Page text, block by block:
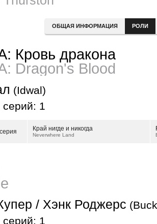
ОБЩАЯ ИНФОРМАЦИЯ РОЛИ
Кровь дракона
Dragon's Blood
(Idwal)
серий: 1
Край нигде и никогда
Neverwhere Land
/ Хэнк Роджерс
серий: 1